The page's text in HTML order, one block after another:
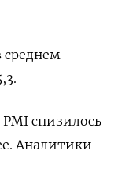
PMI снизилось
Аналитики